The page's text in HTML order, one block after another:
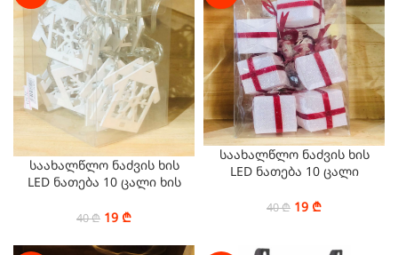
საახალწლო ნაძვის ხის
LED ნათება 10 ცალი ხის
40₾ 19 ₾
საახალწლო ნაძვის ხის
LED ნათება 10 ცალი
ნათებით
40₾ 19 ₾